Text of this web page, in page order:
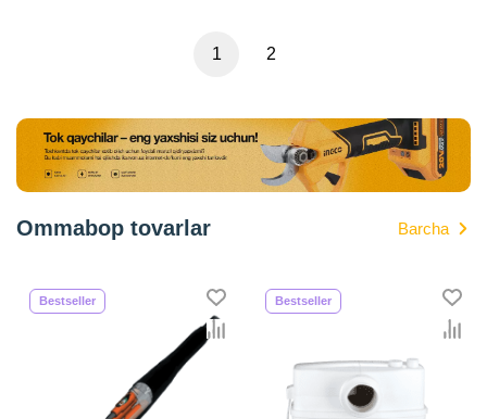
1 2
Ommabop tovarlar Barcha
Bestseller Bestseller